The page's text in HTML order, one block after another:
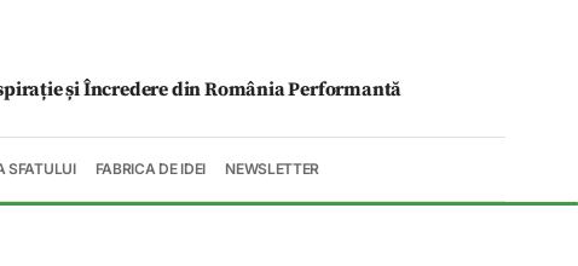
și Încredere din România Performantă
SFATULUI FABRICA DE IDEI NEWSLETTER